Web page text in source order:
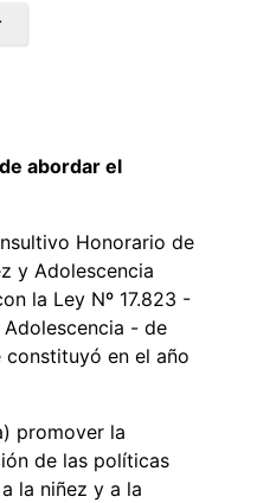
abordar el
Honorario de
y Adolescencia
la Ley Nº 17.823 -
- de
en el año
promover la
de las políticas
la niñez y a la